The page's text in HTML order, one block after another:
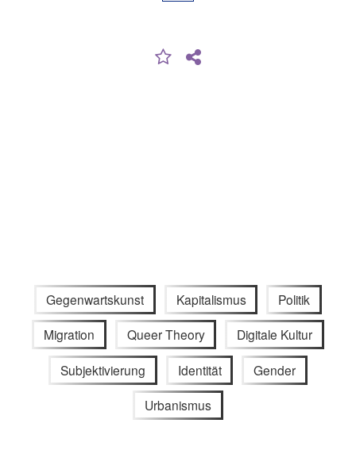
Gegenwartskunst Kapitalismus Politik
Migration Queer Theory Digitale Kultur
Subjektivierung Identität Gender
Urbanismus